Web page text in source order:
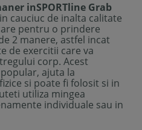
inSPORTline Grab
cauciuc de inalta calitate
pentru o prindere
2 manere, astfel incat
de exercitii care va
corp. Acest
ajuta la
si poate fi folosit si in
utiliza mingea
individuale sau in